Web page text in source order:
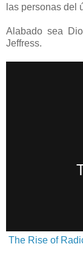
las personas del
Alabado sea
Jeffress.
The Rise of